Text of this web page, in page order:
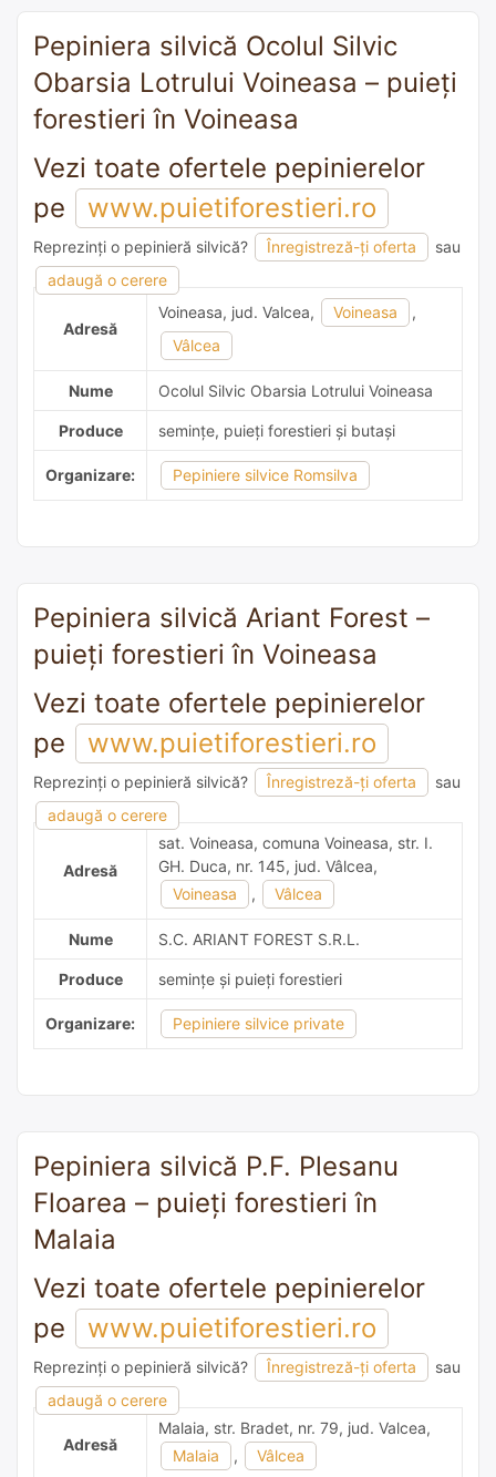
Pepiniera silvică Ocolul Silvic
Obarsia Lotrului Voineasa – puieți
forestieri în Voineasa
Vezi toate ofertele pepinierelor
pe
www.puietiforestieri.ro
Reprezinți o pepinieră silvică? Înregistreză-ți oferta
sau
adaugă o cerere
adaugă o recomandare
Adresă
Voineasa, jud. Valcea, Voineasa
,
Vâlcea
Nume Ocolul Silvic Obarsia Lotrului Voineasa
Produce semințe, puieți forestieri și butași
Organizare: Pepiniere silvice Romsilva
Pepiniera silvică Ariant Forest –
puieți forestieri în Voineasa
Vezi toate ofertele pepinierelor
pe
www.puietiforestieri.ro
Reprezinți o pepinieră silvică? Înregistreză-ți oferta
sau
adaugă o cerere
adaugă o recomandare
Adresă
sat. Voineasa, comuna Voineasa, str. I.
GH. Duca, nr. 145, jud. Vâlcea,
Voineasa
, Vâlcea
Nume S.C. ARIANT FOREST S.R.L.
Produce semințe și puieți forestieri
Organizare: Pepiniere silvice private
Pepiniera silvică P.F. Plesanu
Floarea – puieți forestieri în
Malaia
Vezi toate ofertele pepinierelor
pe
www.puietiforestieri.ro
Reprezinți o pepinieră silvică? Înregistreză-ți oferta
sau
adaugă o cerere
adaugă o recomandare
Adresă
Malaia, str. Bradet, nr. 79, jud. Valcea,
Malaia
, Vâlcea